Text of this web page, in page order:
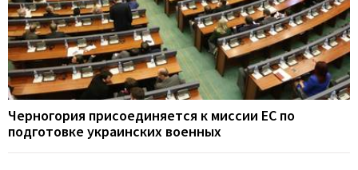
Черногория присоединяется к миссии ЕС по
подготовке украинских военных